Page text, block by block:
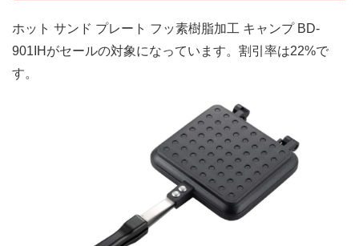
ホット サンド プレート フッ素樹脂加工 キャンプ BD-
901IHがセールの対象になっています。割引率は22%で
す。